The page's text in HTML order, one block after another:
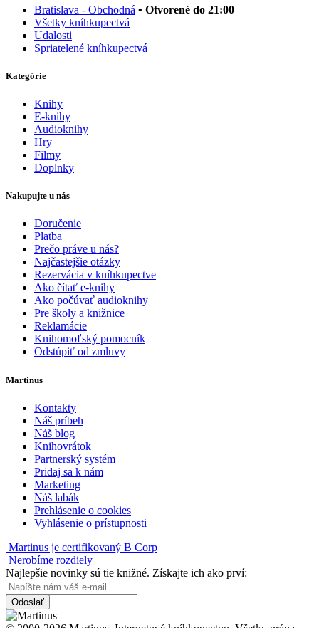
Bratislava - Obchodná • Otvorené do 21:00
Všetky kníhkupectvá
Udalosti
Spriatelené kníhkupectvá
Kategórie
Knihy
E-knihy
Audioknihy
Hry
Filmy
Doplnky
Nakupujte u nás
Doručenie
Platba
Prečo práve u nás?
Najčastejšie otázky
Rezervácia v kníhkupectve
Ako čítať e-knihy
Ako počúvať audioknihy
Pre školy a knižnice
Reklamácie
Knihomoľský pomocník
Odstúpiť od zmluvy
Martinus
Kontakty
Náš príbeh
Náš blog
Knihovrátok
Partnerský systém
Pridaj sa k nám
Marketing
Náš labák
Prehlásenie o cookies
Vyhlásenie o prístupnosti
Martinus je certifikovaný B Corp
Nerobíme rozdiely
Najlepšie novinky sú tie knižné. Získajte ich ako prví:
Odoslať